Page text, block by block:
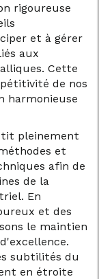
rigoureuse
et à gérer
aux
Cette
de nos
harmonieuse
pleinement
et
afin de
de la
En
et des
le maintien
subtilités du
en étroite